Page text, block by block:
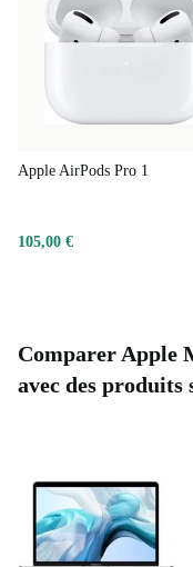
Apple AirPods Pro 1
105,00 €
Comparer Apple
avec des